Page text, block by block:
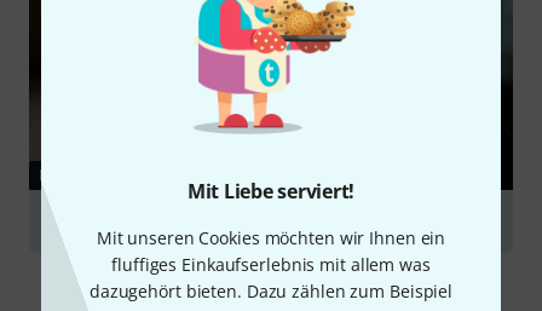
Mit Liebe serviert!
Mit unseren Cookies möchten wir Ihnen ein
fluffiges Einkaufserlebnis mit allem was
dazugehört bieten. Dazu zählen zum Beispiel
RATGEBER
E-Gitarren